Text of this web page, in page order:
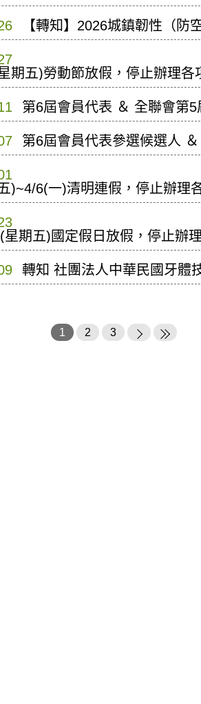
【轉知】2026城鎮韌性（防
期五)勞動節放假，停止辦理各
第6屆會員代表 ＆ 全聯會第5
第6屆會員代表參選候選人
)~4/6(一)清明連假，停止辦理
期五)國定假日放假，停止辦
轉知 社團法人中華民國牙體
1 2 3